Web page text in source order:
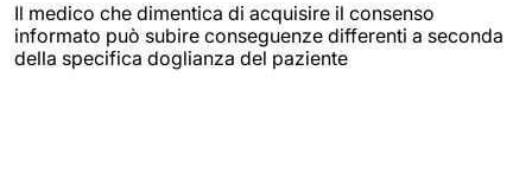
Il medico che dimentica di acquisire il consenso
informato può subire conseguenze differenti a seconda
della specifica doglianza del paziente